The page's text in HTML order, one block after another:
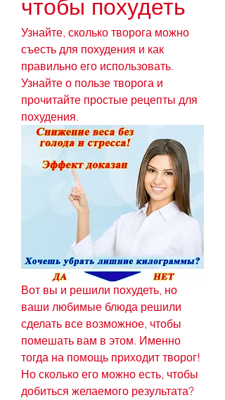
чтобы похудеть
Узнайте, сколько творога можно
съесть для похудения и как
правильно его использовать.
Узнайте о пользе творога и
прочитайте простые рецепты для
похудения.
Вот вы и решили похудеть, но
ваши любимые блюда решили
сделать все возможное, чтобы
помешать вам в этом. Именно
тогда на помощь приходит творог!
Но сколько его можно есть, чтобы
добиться желаемого результата?